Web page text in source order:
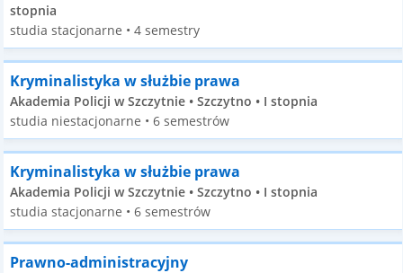
stopnia
studia stacjonarne • 4 semestry
Kryminalistyka w służbie prawa
Akademia Policji w Szczytnie • Szczytno • I stopnia
studia niestacjonarne • 6 semestrów
Kryminalistyka w służbie prawa
Akademia Policji w Szczytnie • Szczytno • I stopnia
studia stacjonarne • 6 semestrów
Prawno-administracyjny